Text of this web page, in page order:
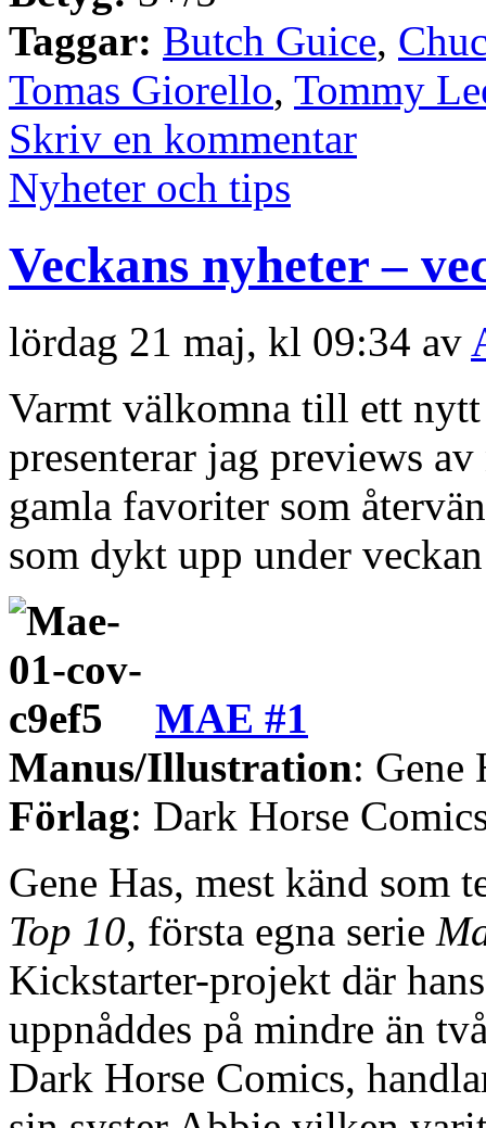
Taggar: Butch Guice,
Tomas Giorello, Tommy
Skriv en kommentar
Nyheter och tips
Veckans nyheter –
lördag 21 maj, kl 09:34 av
Varmt välkomna till ett
presenterar jag previews
gamla favoriter som
som dykt upp under
MAE #1
Manus/Illustration: Gene
Förlag: Dark Horse
Gene Has, mest känd som
Top 10, första egna serie
Kickstarter-projekt där
uppnåddes på mindre än
Dark Horse Comics,